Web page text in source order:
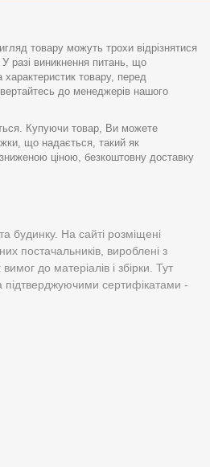
товару можуть трохи відрізнятися
разі виникнення питань, що
товару, перед
до менеджерів нашого
Купуючи товар, Ви можете
що надається, такий як
ціною, безкоштовну доставку
будинку. На сайті розміщені
постачальників, вироблені з
до матеріалів і збірки. Тут
підтверджуючими сертифікатами -